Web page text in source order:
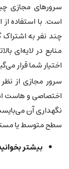
سرورهای مجازی
است. با استفاده
چند نفر به
منابع در لایه‌ای
اختیار شما قرار
سرور مجازی از
اختصاصی و هاست
نگهداری آن
سطح متوسط یا
بیشتر